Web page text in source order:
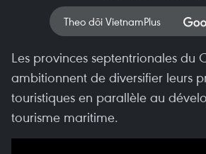
Theo dõi VietnamPlus
Les provinces septentrionales du
ambitionnent de diversifier leurs
touristiques en parallèle au
tourisme maritime.